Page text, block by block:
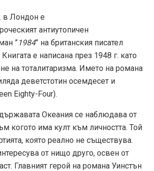
в Лондон е
антиутопичен
”1984” на британския писател
е написана през 1948 г. като
на тоталитаризма. Името на романа
деветстотин осемдесет и
Eighty-Four).
Океания се наблюдава от
когото има култ към личността. Той
която реално не съществува.
от нищо друго, освен от
Главният герой на романа Уинстън